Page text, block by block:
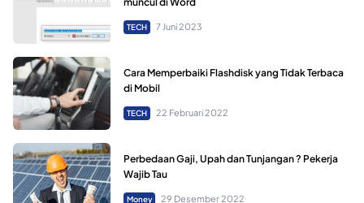
TECH 7 Juni 2023
Cara Memperbaiki Flashdisk yang Tidak Terbaca
di Mobil
TECH 22 Februari 2022
Perbedaan Gaji, Upah dan Tunjangan ? Pekerja
Wajib Tau
Money 29 Desember 2022